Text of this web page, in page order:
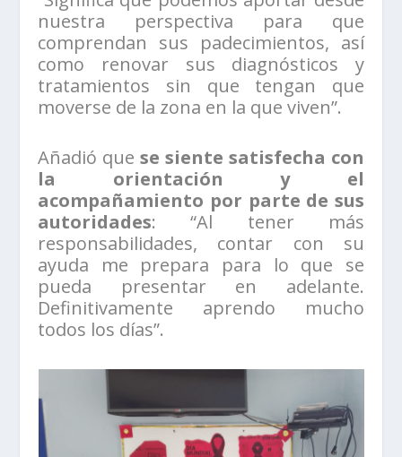
nuestra perspectiva para que
comprendan sus padecimientos, así
como renovar sus diagnósticos y
tratamientos sin que tengan que
moverse de la zona en la que viven”.
Añadió quese siente satisfecha con
la orientación y el
acompañamiento por parte de sus
autoridades: “Al tener más
responsabilidades, contar con su
ayuda me prepara para lo que se
pueda presentar en adelante.
Definitivamente aprendo mucho
todos los días”.